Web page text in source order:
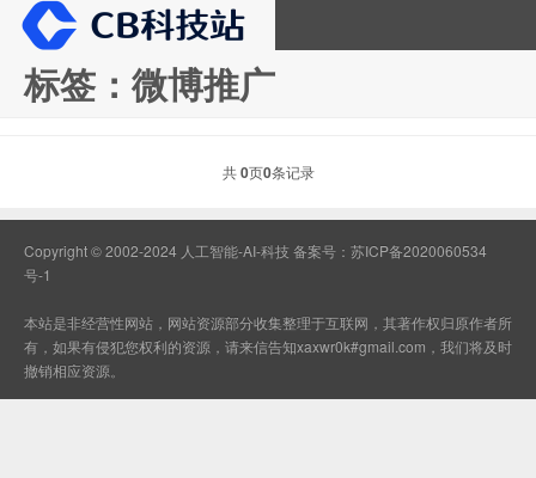
标签：微博推广
共0页0条记录
Copyright © 2002-2024 人工智能-AI-科技 备案号： 苏ICP备2020060534
号-1
本站是非经营性网站，网站资源部分收集整理于互联网，其著作权归原作者所
有，如果有侵犯您权利的资源，请来信告知xaxwr0k#gmail.com，我们将及时
撤销相应资源。